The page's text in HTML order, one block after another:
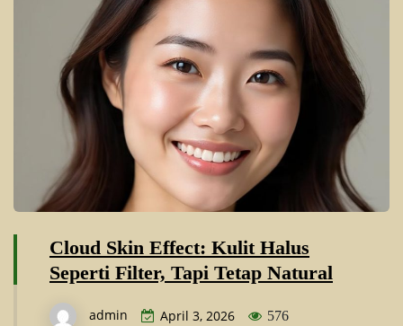
Cloud Skin Effect: Kulit Halus
Seperti Filter, Tapi Tetap Natural
admin April 3, 2026 576